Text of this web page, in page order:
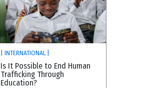
| INTERNATIONAL |
Is It Possible to End Human
Trafficking Through
Education?